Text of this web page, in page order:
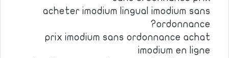
acheter imodium lingual imodium sans
ordonnance?
prix imodium sans ordonnance achat
imodium en ligne